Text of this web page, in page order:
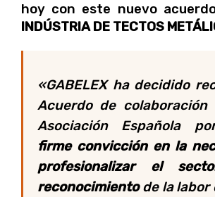
hoy con este nuevo
INDÚSTRIA DE TECTOS
«GABELEX ha decidido
Acuerdo de colaboración
Asociación Española
firme convicción en la
profesionalizar el
reconocimientode la labor